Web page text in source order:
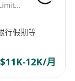
Intertek Testing Services Hong Kong Limited
行假期等
$11K-12K/月